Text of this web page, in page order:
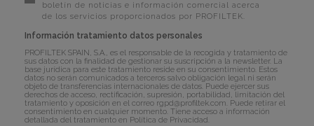
boletín de noticias e información comercial acerca
de los servicios proporcionados por PROFILTEK.
Información tratamiento datos personales
PROFILTEK SPAIN, S.A., es el responsable de la recogida y tratamiento de
sus datos con la finalidad de gestionar su suscripción a la newsletter. La
base jurídica para este tratamiento reside en su consentimiento. Estos
datos no serán comunicados a terceros salvo obligación legal ni serán
objeto de transferencias internacionales de datos. Puede ejercer sus
derechos de acceso, rectificación, supresión, portabilidad, limitación del
tratamiento y oposición en el correo rgpd@profiltek.com . Puede retirar el
consentimiento en cualquier momento. Tiene acceso a información
detallada del tratamiento en Política de Privacidad